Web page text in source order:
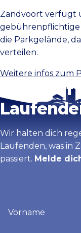
Zandvoort verfügt
gebührenpflichtige
die Parkgelände,
verteilen.
Weitere infos zum
Bleib auf
Wir halten dich
Laufenden, was in
passiert. Melde
(erforderlich)